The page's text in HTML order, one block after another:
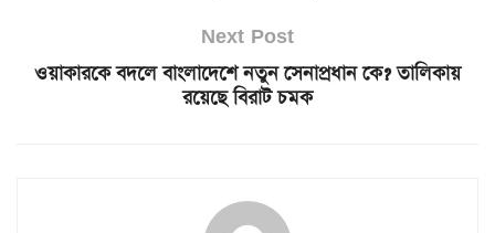
Next Post
ওয়াকারকে বদলে বাংলাদেশে নতুন সেনাপ্রধান কে? তালিকায়
রয়েছে বিরাট চমক